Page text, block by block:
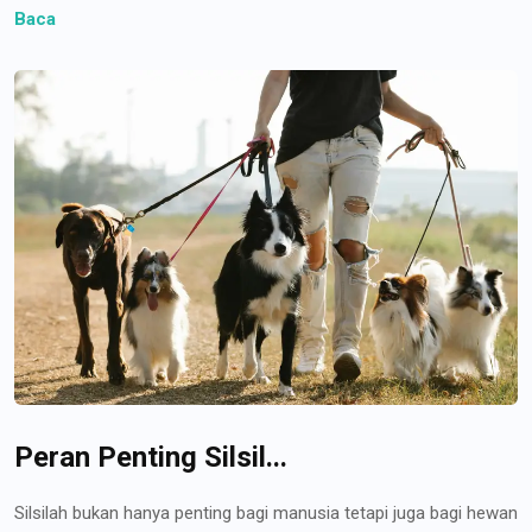
Baca
Peran Penting Silsil...
Silsilah bukan hanya penting bagi manusia tetapi juga bagi hewan